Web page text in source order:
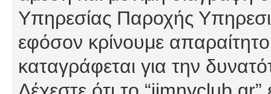
Υπηρεσίας Παροχής
εφόσον κρίνουμε
καταγράφεται για την